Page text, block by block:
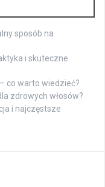
sposób na
i skuteczne
co warto wiedzieć?
zdrowych włosów?
i najczęstsze